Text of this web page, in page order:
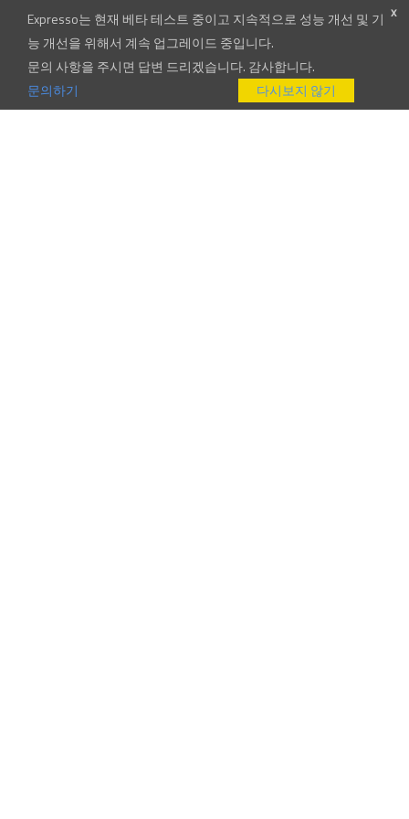
x
Expresso는 현재 베타 테스트 중이고 지속적으로 성능 개선 및 기
능 개선을 위해서 계속 업그레이드 중입니다.
문의 사항을 주시면 답변 드리겠습니다. 감사합니다.
문의하기
다시보지 않기